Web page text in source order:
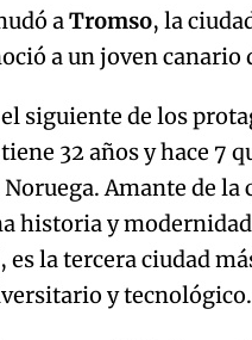
aTromso, la
a un joven canario
el siguiente de los
32 años y hace 7
Amante de
historia y
, es la tercera ciudad
y tecnológico.